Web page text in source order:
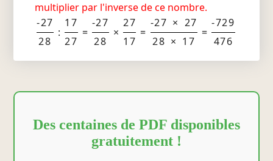
multiplier par l'inverse de ce nombre.
-27
28
:
17
27
=
-27
28
×
27
17
=
-27 × 27
28 × 17
=
-729
476
Des centaines de PDF disponibles
gratuitement !